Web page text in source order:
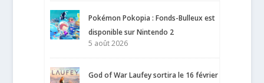
Pokémon Pokopia : Fonds-Bulleux est
disponible sur Nintendo 2
5 août 2026
God of War Laufey sortira le 16 février